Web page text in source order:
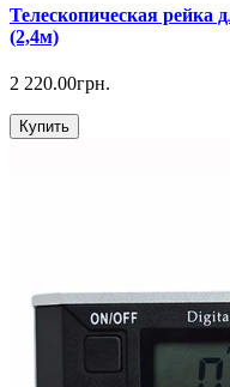
Телескопическая рейка
(2,4м)
2 220.00грн.
Купить